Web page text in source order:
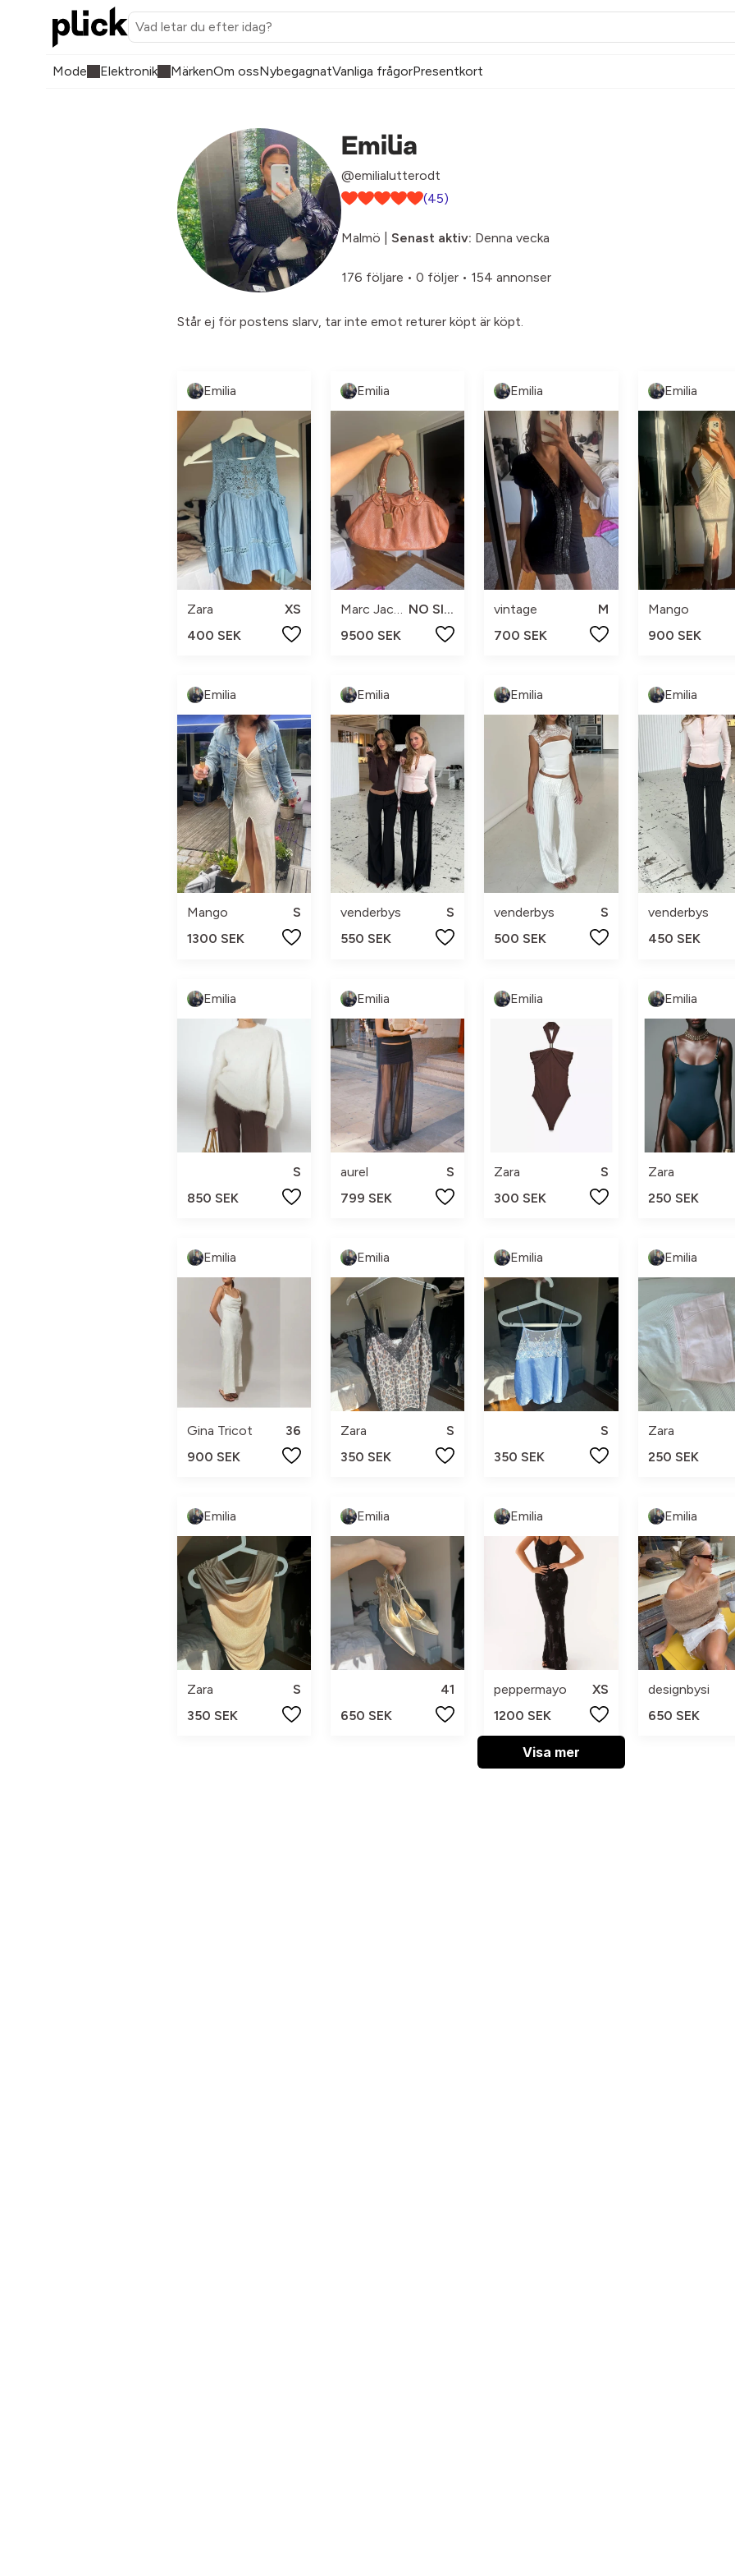
Mode Elektronik MärkenOm ossNybegagnatVanliga frågorPresentkort
Emilia
@emilialutterodt
(45)
Malmö | Senast aktiv: Denna vecka
176 följare • 0 följer • 154 annonser
Står ej för postens slarv, tar inte emot returer köpt är köpt.
Emilia
Zara
XS
400 SEK
Emilia
NO SIZE
9500 SEK
Emilia
vintage
M
700 SEK
Emilia
Mango
900 SEK
Emilia
Mango
S
1300 SEK
Emilia
venderbys
S
550 SEK
Emilia
venderbys
S
500 SEK
Emilia
venderbys
450 SEK
Emilia
S
850 SEK
Emilia
aurel
S
799 SEK
Emilia
Zara
S
300 SEK
Emilia
Zara
250 SEK
Emilia
Gina Tricot
36
900 SEK
Emilia
Zara
S
350 SEK
Emilia
S
350 SEK
Emilia
Zara
250 SEK
Emilia
Zara
S
350 SEK
Emilia
41
650 SEK
Emilia
peppermayo
XS
1200 SEK
Emilia
designbysi
650 SEK
Visa mer